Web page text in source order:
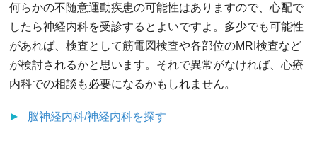
何らかの不随意運動疾患の可能性はありますので、心配で
したら神経内科を受診するとよいですよ。多少でも可能性
があれば、検査として筋電図検査や各部位のMRI検査など
が検討されるかと思います。それで異常がなければ、心療
内科での相談も必要になるかもしれません。
脳神経内科/神経内科を探す